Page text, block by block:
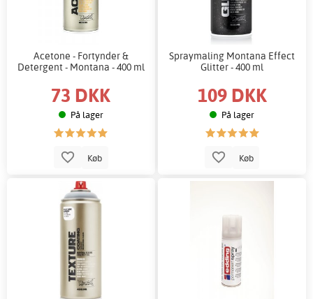
Acetone - Fortynder &
Detergent - Montana - 400 ml
73 DKK
På lager
Køb
Spraymaling Montana Effect
Glitter - 400 ml
109 DKK
På lager
Køb